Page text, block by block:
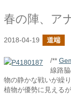
春の陣、ア
2018-04-19 道端
/**
線路
物の静かな戦いが繰
植物が優勢に見える